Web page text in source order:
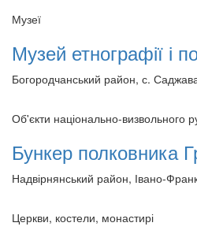
Музеї
Музей етнографії і
Богородчанський район, с.
Об'єкти національно-визвольного
Бункер полковника
Надвірнянський район, Івано-
Церкви, костели, монастирі